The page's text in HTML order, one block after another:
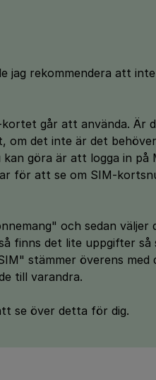
jag rekommendera att
går att använda. Är
om det inte är det
göra är att logga in på
för att se om SIM-
och sedan väljer
finns det lite uppgifter så
stämmer överens
till varandra.
se över detta för dig.